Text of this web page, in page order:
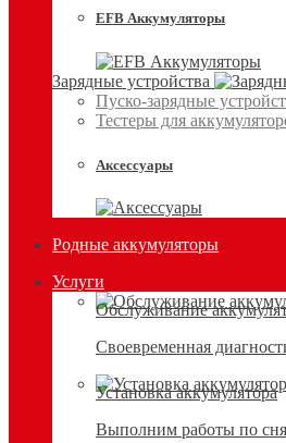
EFB Аккумуляторы
Зарядные устройства
Пуско-зарядные
Тестеры для
Аксессуары
Родные аккумуляторы
Услуги
Обслуживание
Своевременная
Установка аккумулятора
Выполним работы по